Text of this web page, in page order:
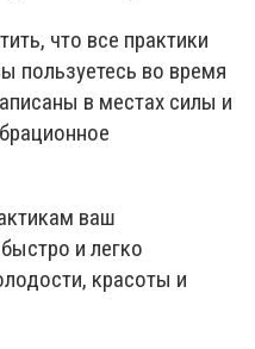
что все практики
пользуетесь во время
в местах силы и
ваш
и легко
красоты и